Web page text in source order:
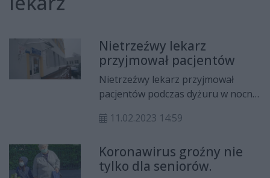
Nietrzeźwy lekarz
przyjmował pacjentów
Nietrzeźwy lekarz przyjmował
pacjentów podczas dyżuru w nocnej
przy ul. Tochtermana w Radomiu.
11.02.2023 14:59
Koronawirus groźny nie
tylko dla seniorów.